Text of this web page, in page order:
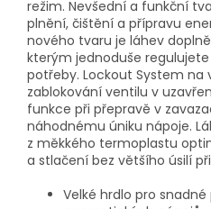
režim. Nevšední a funkční
plnění, čištění a přípravu
nového tvaru je láhev
kterým jednoduše
potřeby. Lockout System na
zablokování ventilu v
funkce při přepravě v
náhodnému úniku nápoje.
z měkkého termoplastu
a stlačení bez většího úsilí
Velké hrdlo pro